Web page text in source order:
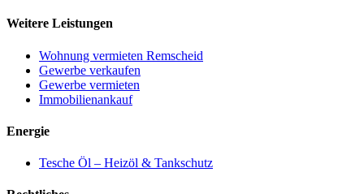
Weitere Leistungen
Wohnung vermieten Remscheid
Gewerbe verkaufen
Gewerbe vermieten
Immobilienankauf
Energie
Tesche Öl – Heizöl & Tankschutz